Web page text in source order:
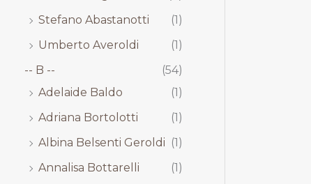
Stefano Abastanotti
(1)
Umberto Averoldi
(1)
-- B --
(54)
Adelaide Baldo
(1)
Adriana Bortolotti
(1)
Albina Belsenti Geroldi (1)
Annalisa Bottarelli
(1)